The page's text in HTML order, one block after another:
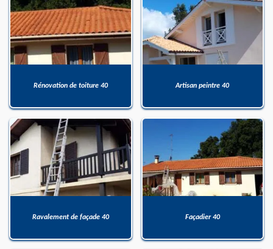
Rénovation de toiture 40 Artisan peintre 40
Ravalement de façade 40 Façadier 40